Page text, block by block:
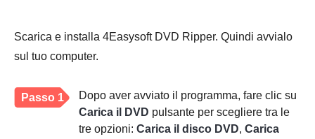
Scarica e installa 4Easysoft DVD Ripper. Quindi avvialo
sul tuo computer.
Passo 1
Dopo aver avviato il programma, fare clic su
Carica il DVD pulsante per scegliere tra le
tre opzioni: Carica il disco DVD, Carica